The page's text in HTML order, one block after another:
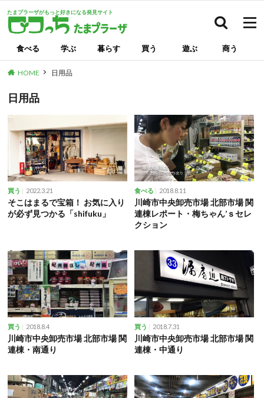
たまプラーザがもっと好きになる発見サイト
食べる 学ぶ 暮らす 買う 遊ぶ 商う
HOME 日用品
日用品
買う 2022.3.21
そこはまるで宝箱！ お気に入り
が必ず見つかる「shifuku」
食べる 2018.8.11
川崎市中央卸売市場 北部市場 関
連棟レポート・梅ちゃん’ｓセレ
クション
買う 2018.8.4
川崎市中央卸売市場 北部市場 関
連棟・南通り
買う 2018.7.31
川崎市中央卸売市場 北部市場 関
連棟・中通り